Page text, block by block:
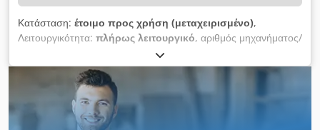
Κατάσταση: έτοιμο προς χρήση (μεταχειρισμένο),
Λειτουργικότητα: πλήρως λειτουργικό, αριθμός μηχανήματος/
, Έτος κατασκευής:
λειτουργίας:8.482 h, ωφελιμο φορτίο:1.600 κιλ, ύψος
4.700 χιλ. , ελεύθερη ανύψωση:
1.200 χιλ. , Εξοπλισμός: Έλεγχος ασφάλειας UVV
Περιλαμβάνει νέο έλεγχο σύμφωνα με τις απαιτήσεις ασφάλειας